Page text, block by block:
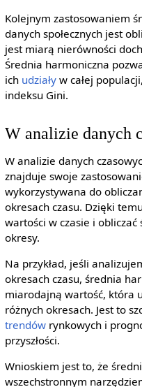
Kolejnym zastosowaniem
danych społecznych jest
jest miarą nierówności
Średnia harmoniczna
ich udziaływ całej
indeksu Gini.
W analizie danych
W analizie danych
znajduje swoje
wykorzystywana do
okresach czasu. Dzięki
wartości w czasie i
okresy.
Na przykład, jeśli
okresach czasu, średnia
miarodajną wartość, która
różnych okresach. Jest to
trendówrynkowych i
przyszłości.
Wnioskiem jest to, że
wszechstronnym